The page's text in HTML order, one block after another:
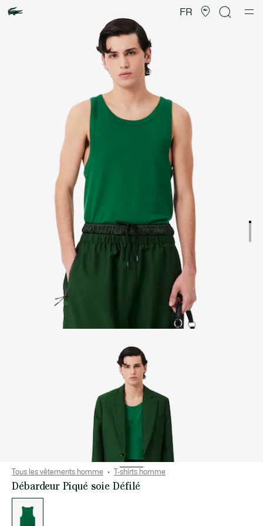
FR
d’images
produit
Tous les vêtements homme T-shirts homme
Débardeur Piqué soie Défilé
des
déclinaisons